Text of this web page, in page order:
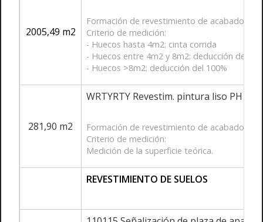
2005,49 m2
Formación de revestimiento de acabado en
Criterio de medición:
- Huecos hasta 4m2: cinta corrida
- Huecos entre 4m2 y 8m2: deducción del
- Huecos >8m2: deducción del 100%
281,90 m2
WRTYRTY Revestim. pintura liso PH ext
Formación de revestimiento de acabado en
Criterio de medición:
Medición de la superficie teórica.
REVESTIMIENTO DE SUELOS